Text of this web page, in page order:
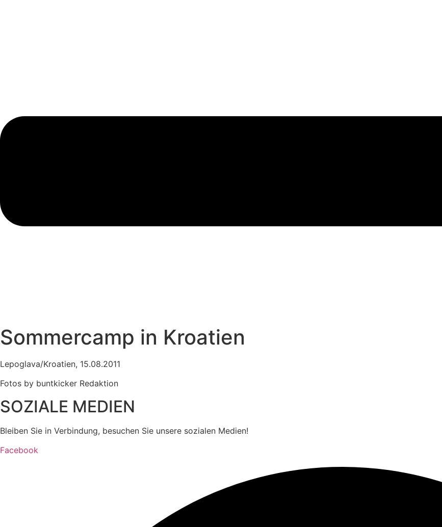
Sommercamp in Kroatien
Lepoglava/Kroatien, 15.08.2011
Fotos by buntkicker Redaktion
SOZIALE MEDIEN
Bleiben Sie in Verbindung, besuchen Sie unsere sozialen Medien!
Facebook